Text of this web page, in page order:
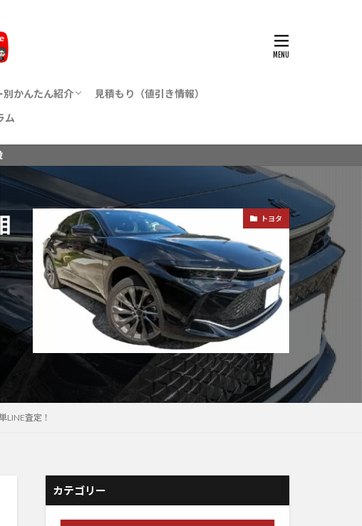
別かんたん紹介
スベンツ
見積もり（値引き情報）
ム
トヨタ
LINE査定！
カテゴリー